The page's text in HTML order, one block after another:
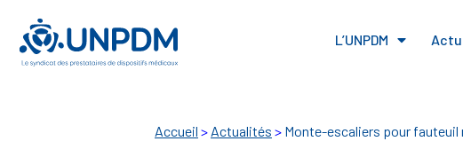
L’UNPDM
Accueil > Actualités > Monte-escaliers pour fauteuil